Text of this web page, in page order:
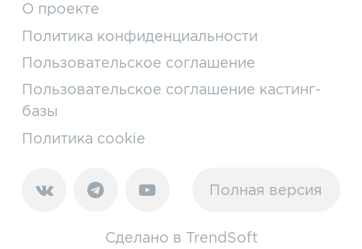
О проекте
Политика конфиденциальности
Пользовательское соглашение
Пользовательское соглашение кастинг-
базы
Политика cookie
Полная версия
Сделано в TrendSoft